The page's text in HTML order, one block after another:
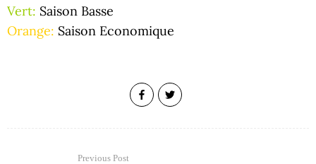
Vert: Saison Basse
Orange: Saison Economique
Previous Post